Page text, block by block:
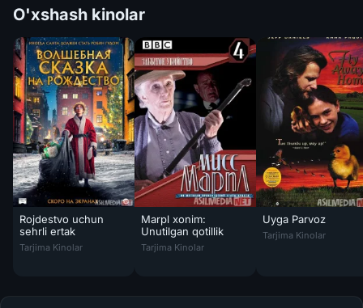
O'xshash kinolar
Rojdestvo uchun
sehrli ertak
Rojdestvo uchun sehrli ertak Uzbek tilida 2021 O'zbekcha tarjima
Tarjima Kinolar
Marpl xonim:
Unutilgan qotillik
Marpl xonim: Unutilgan qotillik Uzbek tilida
Tarjima Kinolar
Uyga Parvoz
Uyga Parvoz
Tarjima Kinolar